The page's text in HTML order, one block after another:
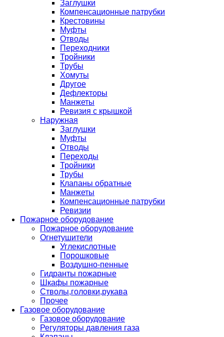
Заглушки
Компенсационные патрубки
Крестовины
Муфты
Отводы
Переходники
Тройники
Трубы
Хомуты
Другое
Дефлекторы
Манжеты
Ревизия с крышкой
Наружная
Заглушки
Муфты
Отводы
Переходы
Тройники
Трубы
Клапаны обратные
Манжеты
Компенсационные патрубки
Ревизии
Пожарное оборудование
Пожарное оборудование
Огнетушители
Углекислотные
Порошковые
Воздушно-пенные
Гидранты пожарные
Шкафы пожарные
Стволы,головки,рукава
Прочее
Газовое оборудование
Газовое оборудование
Регуляторы давления газа